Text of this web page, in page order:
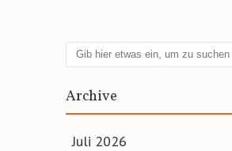
Suchen
Archive
Juli 2026